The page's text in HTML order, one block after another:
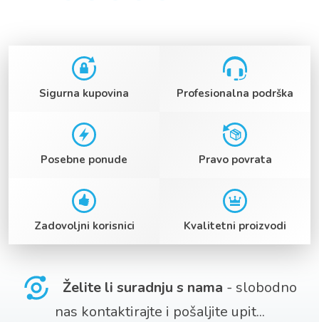
Sigurna kupovina Profesionalna podrška
Posebne ponude Pravo povrata
Zadovoljni korisnici Kvalitetni proizvodi
Želite li suradnju s nama - slobodno
nas kontaktirajte i pošaljite upit...